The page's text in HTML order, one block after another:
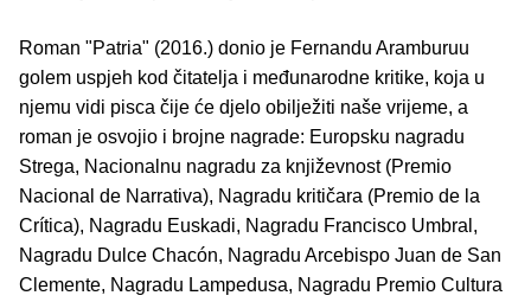
Roman "Patria" (2016.) donio je Fernandu Aramburuu
golem uspjeh kod čitatelja i međunarodne kritike, koja u
njemu vidi pisca čije će djelo obilježiti naše vrijeme, a
roman je osvojio i brojne nagrade: Europsku nagradu
Strega, Nacionalnu nagradu za književnost (Premio
Nacional de Narrativa), Nagradu kritičara (Premio de la
Crítica), Nagradu Euskadi, Nagradu Francisco Umbral,
Nagradu Dulce Chacón, Nagradu Arcebispo Juan de San
Clemente, Nagradu Lampedusa, Nagradu Premio Cultura